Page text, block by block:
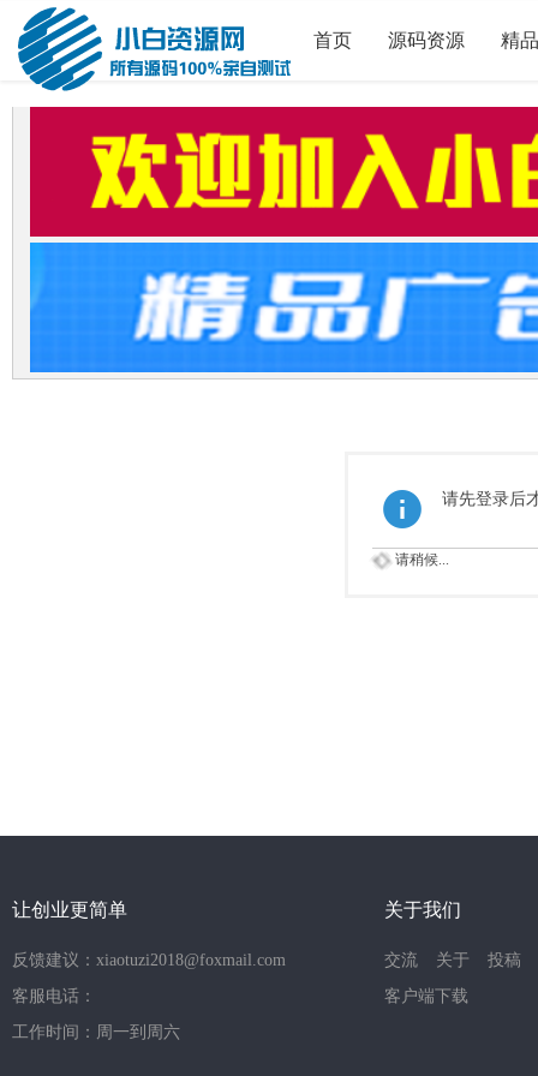
首页 源码资源 精
请先登录后
请稍候...
让创业更简单
反馈建议：xiaotuzi2018@foxmail.com
客服电话：
工作时间：周一到周六
关于我们
交流 关于
投稿
客户端下载